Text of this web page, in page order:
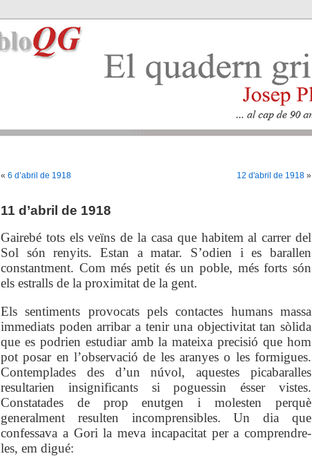
« 6 d’abril de 1918 12 d'abril de 1918 »
11 d’abril de 1918
Gairebé tots els veïns de la casa que habitem al carrer del
Sol són renyits. Estan a matar. S’odien i es barallen
constantment. Com més petit és un poble, més forts són
els estralls de la proximitat de la gent.
Els sentiments provocats pels contactes humans massa
immediats poden arribar a tenir una objectivitat tan sòlida
que es podrien estudiar amb la mateixa precisió que hom
pot posar en l’observació de les aranyes o les formigues.
Contemplades des d’un núvol, aquestes picabaralles
resultarien insignificants si poguessin ésser vistes.
Constatades de prop enutgen i molesten perquè
generalment resulten incomprensibles. Un dia que
confessava a Gori la meva incapacitat per a comprendre-
les, em digué: